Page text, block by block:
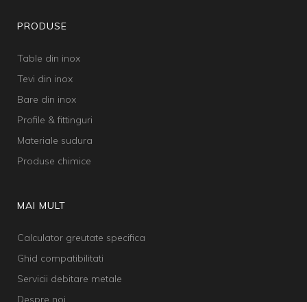
PRODUSE
Table din inox
Tevi din inox
Bare din inox
Profile & fittinguri
Materiale sudura
Produse chimice
MAI MULT
Calculator greutate specifica
Ghid compatibilitati
Servicii debitare metale
Despre noi